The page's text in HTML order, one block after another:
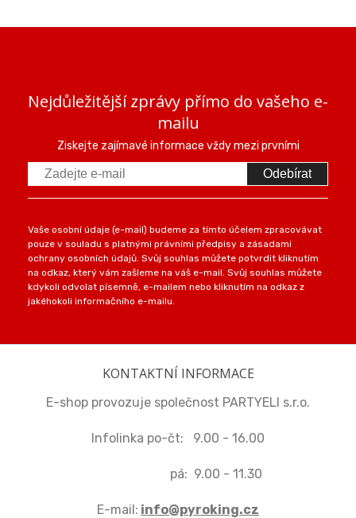
Nejdůležitější zprávy přímo do vašeho e-
mailu
Ziskejte zajímavé informace vždy mezi prvními
Odebírat
Vaše osobní údaje (e-mail) budeme za tímto účelem zpracovávat
pouze v souladu s platnými právními předpisy a zásadami
ochrany osobních údajů. Svůj souhlas můžete potvrdit kliknutím
na odkaz, který vám zašleme na váš e-mail. Svůj souhlas můžete
kdykoli odvolat písemně, e-mailem nebo kliknutím na odkaz z
jakéhokoli informačního e-mailu.
KONTAKTNÍ INFORMACE
E-shop provozuje společnost PARTYELI s.r.o.
Infolinka po-čt: 9.00 - 16.00
pá: 9.00 - 11.30
E-mail: info@pyroking.cz